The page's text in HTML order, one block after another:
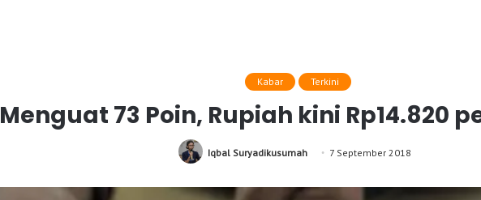
Kabar Terkini
Menguat 73 Poin, Rupiah kini Rp14.820
Iqbal Suryadikusumah 7 September 2018